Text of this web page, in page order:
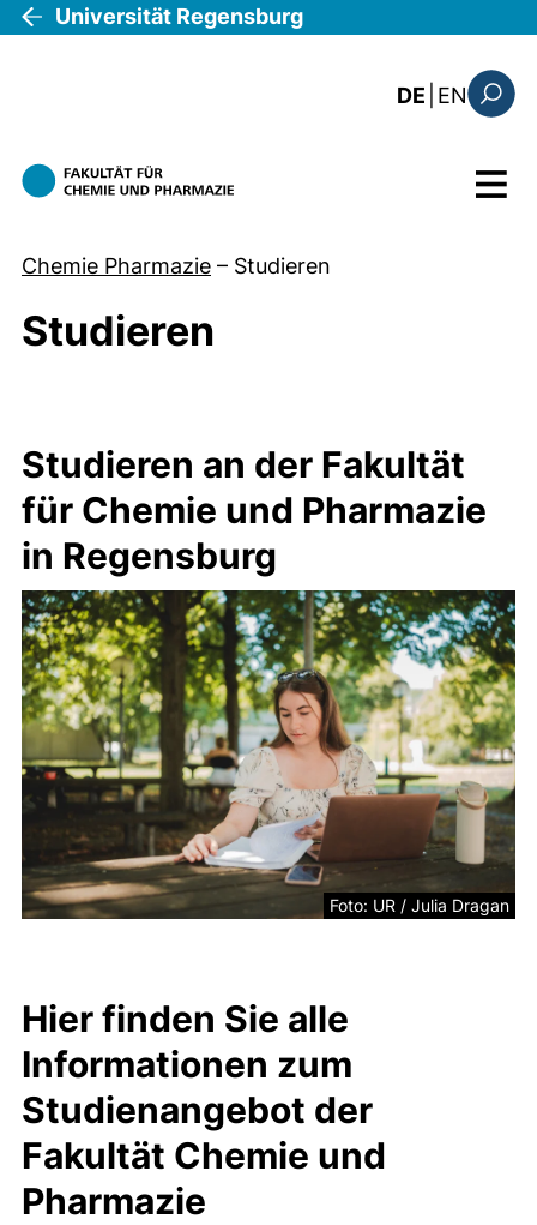
Direkt zum Inhalt
Universität Regensburg
DE EN: this
Menü
Chemie Pharmazie – Studieren
Studieren
Studieren an der Fakultät
für Chemie und Pharmazie
in Regensburg
Foto: UR / Julia Dragan
Hier finden Sie alle
Informationen zum
Studienangebot der
Fakultät Chemie und
Pharmazie